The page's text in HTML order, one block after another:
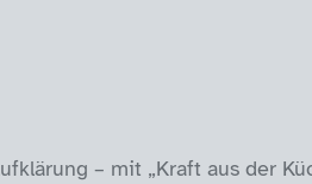
– mit „Kraft aus der